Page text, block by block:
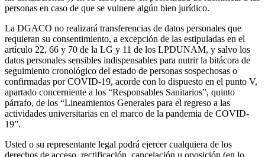
personas en caso de que se vulnere algún bien jurídico.
La DGACO no realizará transferencias de datos personales que
requieran su consentimiento, a excepción de las estipuladas en el
artículo 22, 66 y 70 de la LG y 11 de los LPDUNAM, y salvo los
datos personales sensibles indispensables para nutrir la bitácora de
seguimiento cronológico del estado de personas sospechosas o
confirmadas por COVID-19, acorde con lo dispuesto en el punto V,
apartado concerniente a los “Responsables Sanitarios”, quinto
párrafo, de los “Lineamientos Generales para el regreso a las
actividades universitarias en el marco de la pandemia de COVID-
19”.
Usted o su representante legal podrá ejercer cualquiera de los